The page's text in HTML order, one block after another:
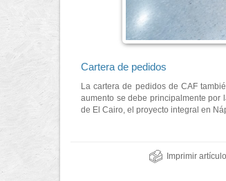
Cartera de pedidos
La cartera de pedidos de CAF
aumento se debe principalmente por
de El Cairo, el proyecto integral en
Imprimir artículo